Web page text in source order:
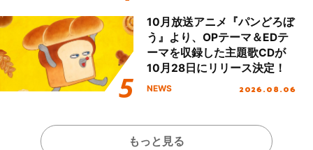
10月放送アニメ『パンどろぼ
う』より、OPテーマ＆EDテ
ーマを収録した主題歌CDが
10月28日にリリース決定！
NEWS 2026.08.06
もっと見る